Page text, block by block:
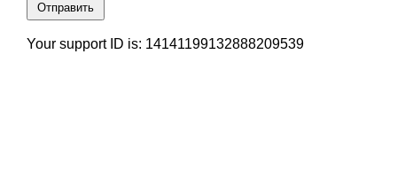
Отправить
Your support ID is: 14141199132888209539